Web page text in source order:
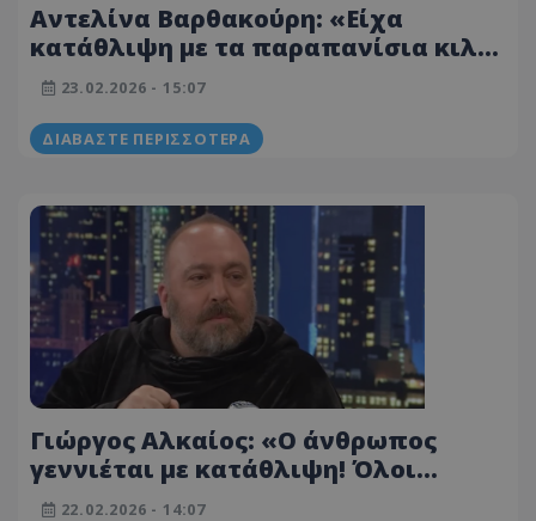
Αντελίνα Βαρθακούρη: «Είχα
κατάθλιψη με τα παραπανίσια κιλά,
πήγα στο νοσοκομείο» – Πώς
σχολίασε τον Good Job Nicky
23.02.2026 - 15:07
ΔΙΑΒΆΣΤΕ ΠΕΡΙΣΣΌΤΕΡΑ
Γιώργος Αλκαίος: «Ο άνθρωπος
γεννιέται µε κατάθλιψη! Όλοι
έχουµε κάποιο είδος...»
22.02.2026 - 14:07